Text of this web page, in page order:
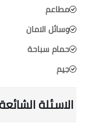
مطاعم
وسائل الامان
حمام سباحة
جيم
الاسئلة